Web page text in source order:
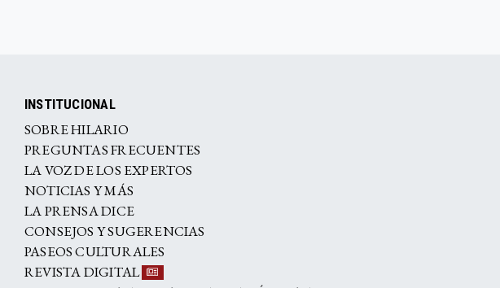
INSTITUCIONAL
SOBRE HILARIO
PREGUNTAS FRECUENTES
LA VOZ DE LOS EXPERTOS
NOTICIAS Y MÁS
LA PRENSA DICE
CONSEJOS Y SUGERENCIAS
PASEOS CULTURALES
REVISTA DIGITAL